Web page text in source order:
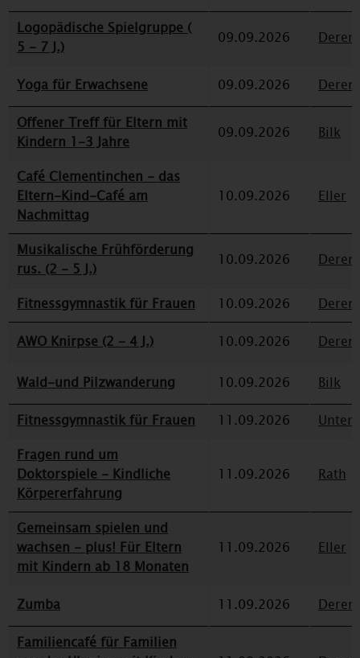
Logopädische Spielgruppe (
5 - 7 J.)
09.09.2026
Yoga für Erwachsene 09.09.2026
Offener Treff für Eltern mit
Kindern 1-3 Jahre
09.09.2026 Bilk
Café Clementinchen - das
Eltern-Kind-Café am
Nachmittag
10.09.2026 Eller
Musikalische Frühförderung
rus. (2 - 5 J.)
10.09.2026
Fitnessgymnastik für Frauen 10.09.2026
AWO Knirpse (2 - 4 J.)
10.09.2026
Wald-und Pilzwanderung 10.09.2026
Bilk
Fitnessgymnastik für Frauen
11.09.2026
Fragen rund um
Doktorspiele - Kindliche
Körpererfahrung
11.09.2026 Rath
Gemeinsam spielen und
wachsen - plus! Für Eltern
mit Kindern ab 18 Monaten
11.09.2026 Eller
Zumba 11.09.2026
Familiencafé für Familien